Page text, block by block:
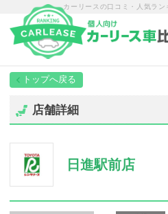
カーリースの口コミ・人気ラ
トップページ
エリア別ランキング
店舗詳細
日進駅前店